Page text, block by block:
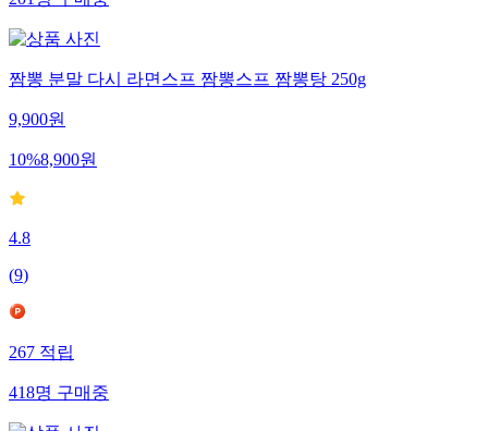
201명구매중
짬뽕 분말 다시 라면스프 짬뽕스프 짬뽕탕 250g
9,900원
10%8,900원
4.8
(9)
267적립
418명구매중